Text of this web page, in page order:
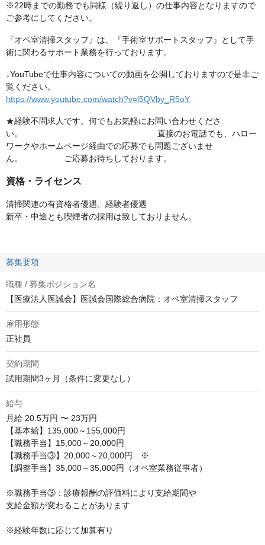
※22時までの勤務でも同様（繰り返し）の仕事内容となりますので
ご参考にしてください。
『オペ室清掃スタッフ』は、『手術室サポートスタッフ』として手
術に関わるサポート業務を行っております。
↓YouTubeで仕事内容についての動画を公開しておりますので是非ご
覧ください。
https://www.youtube.com/watch?v=l5QVby_R5oY
★経験不問求人です。何でもお気軽にお問い合わせくださ
い。 直接のお電話でも、ハロー
ワークやホームページ経由での応募でも問題ございませ
ん。 ご応募お待ちしております。
資格・ライセンス
清掃関連の有資格者優遇、経験者優遇
新卒・中途とも喫煙者の採用は致しておりません。
募集要項
職種 / 募集ポジション名
【医療法人医誠会】医誠会国際総合病院：オペ室清掃スタッフ
雇用形態
正社員
契約期間
試用期間3ヶ月（条件に変更なし）
給与
月給 20.5万円 〜 23万円
【基本給】135,000～155,000円
【職務手当】15,000～20,000円
【職務手当③】20,000～20,000円　※
【調整手当】35,000～35,000円（オペ室業務従事者）
※職務手当③：診療報酬の評価料により支給期間や
支給金額が変わることがあります
※経験年数に応じて加算有り